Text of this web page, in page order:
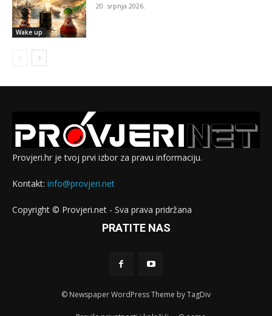
Wake up
20. srpnja 2026.
Provjeri.hr je tvoj prvi izbor za pravu informaciju.
Kontakt: info@provjeri.net
Copyright © Provjeri.net - Sva prava pridržana
PRATITE NAS
© Newspaper WordPress Theme by TagDiv